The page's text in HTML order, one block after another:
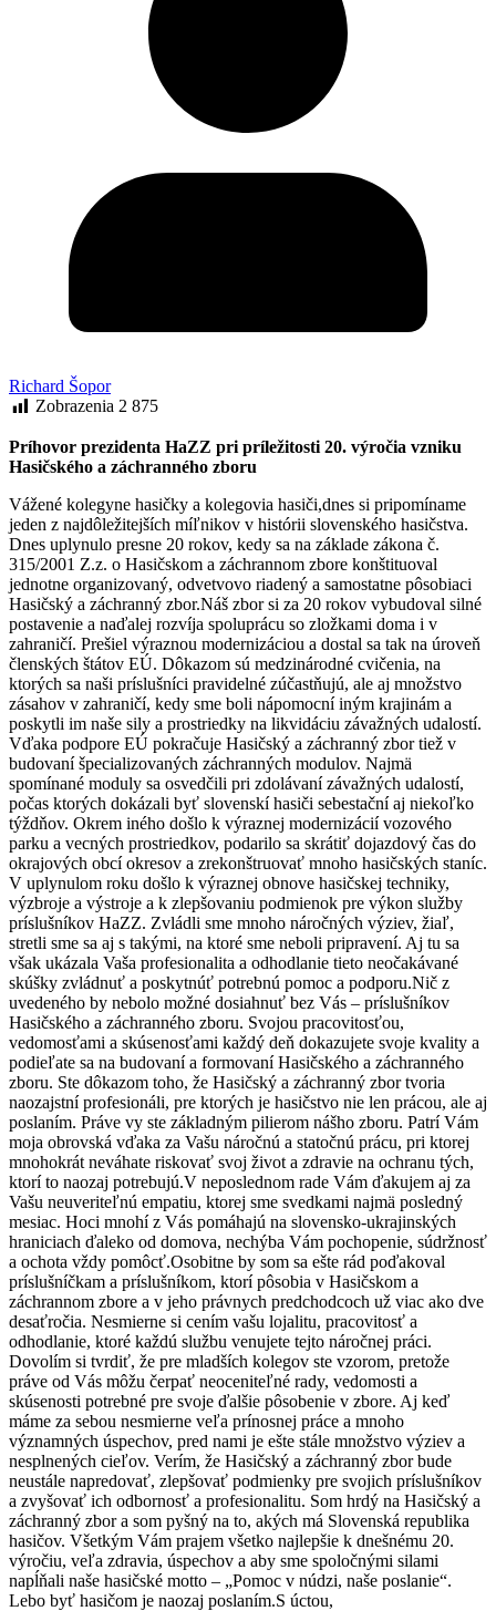
Richard Šopor
Zobrazenia 2 875
Príhovor prezidenta HaZZ pri príležitosti 20. výročia vzniku
Hasičského a záchranného zboru
Vážené kolegyne hasičky a kolegovia hasiči,dnes si pripomíname
jeden z najdôležitejších míľnikov v histórii slovenského hasičstva.
Dnes uplynulo presne 20 rokov, kedy sa na základe zákona č.
315/2001 Z.z. o Hasičskom a záchrannom zbore konštituoval
jednotne organizovaný, odvetvovo riadený a samostatne pôsobiaci
Hasičský a záchranný zbor.Náš zbor si za 20 rokov vybudoval silné
postavenie a naďalej rozvíja spoluprácu so zložkami doma i v
zahraničí. Prešiel výraznou modernizáciou a dostal sa tak na úroveň
členských štátov EÚ. Dôkazom sú medzinárodné cvičenia, na
ktorých sa naši príslušníci pravidelné zúčastňujú, ale aj množstvo
zásahov v zahraničí, kedy sme boli nápomocní iným krajinám a
poskytli im naše sily a prostriedky na likvidáciu závažných udalostí.
Vďaka podpore EÚ pokračuje Hasičský a záchranný zbor tiež v
budovaní špecializovaných záchranných modulov. Najmä
spomínané moduly sa osvedčili pri zdolávaní závažných udalostí,
počas ktorých dokázali byť slovenskí hasiči sebestační aj niekoľko
týždňov. Okrem iného došlo k výraznej modernizácií vozového
parku a vecných prostriedkov, podarilo sa skrátiť dojazdový čas do
okrajových obcí okresov a zrekonštruovať mnoho hasičských staníc.
V uplynulom roku došlo k výraznej obnove hasičskej techniky,
výzbroje a výstroje a k zlepšovaniu podmienok pre výkon služby
príslušníkov HaZZ. Zvládli sme mnoho náročných výziev, žiaľ,
stretli sme sa aj s takými, na ktoré sme neboli pripravení. Aj tu sa
však ukázala Vaša profesionalita a odhodlanie tieto neočakávané
skúšky zvládnuť a poskytnúť potrebnú pomoc a podporu.Nič z
uvedeného by nebolo možné dosiahnuť bez Vás – príslušníkov
Hasičského a záchranného zboru. Svojou pracovitosťou,
vedomosťami a skúsenosťami každý deň dokazujete svoje kvality a
podieľate sa na budovaní a formovaní Hasičského a záchranného
zboru. Ste dôkazom toho, že Hasičský a záchranný zbor tvoria
naozajstní profesionáli, pre ktorých je hasičstvo nie len prácou, ale aj
poslaním. Práve vy ste základným pilierom nášho zboru. Patrí Vám
moja obrovská vďaka za Vašu náročnú a statočnú prácu, pri ktorej
mnohokrát neváhate riskovať svoj život a zdravie na ochranu tých,
ktorí to naozaj potrebujú.V neposlednom rade Vám ďakujem aj za
Vašu neuveriteľnú empatiu, ktorej sme svedkami najmä posledný
mesiac. Hoci mnohí z Vás pomáhajú na slovensko-ukrajinských
hraniciach ďaleko od domova, nechýba Vám pochopenie, súdržnosť
a ochota vždy pomôcť.Osobitne by som sa ešte rád poďakoval
príslušníčkam a príslušníkom, ktorí pôsobia v Hasičskom a
záchrannom zbore a v jeho právnych predchodcoch už viac ako dve
desaťročia. Nesmierne si cením vašu lojalitu, pracovitosť a
odhodlanie, ktoré každú službu venujete tejto náročnej práci.
Dovolím si tvrdiť, že pre mladších kolegov ste vzorom, pretože
práve od Vás môžu čerpať neoceniteľné rady, vedomosti a
skúsenosti potrebné pre svoje ďalšie pôsobenie v zbore. Aj keď
máme za sebou nesmierne veľa prínosnej práce a mnoho
významných úspechov, pred nami je ešte stále množstvo výziev a
nesplnených cieľov. Verím, že Hasičský a záchranný zbor bude
neustále napredovať, zlepšovať podmienky pre svojich príslušníkov
a zvyšovať ich odbornosť a profesionalitu. Som hrdý na Hasičský a
záchranný zbor a som pyšný na to, akých má Slovenská republika
hasičov. Všetkým Vám prajem všetko najlepšie k dnešnému 20.
výročiu, veľa zdravia, úspechov a aby sme spoločnými silami
napĺňali naše hasičské motto – „Pomoc v núdzi, naše poslanie“.
Lebo byť hasičom je naozaj poslaním.S úctou,